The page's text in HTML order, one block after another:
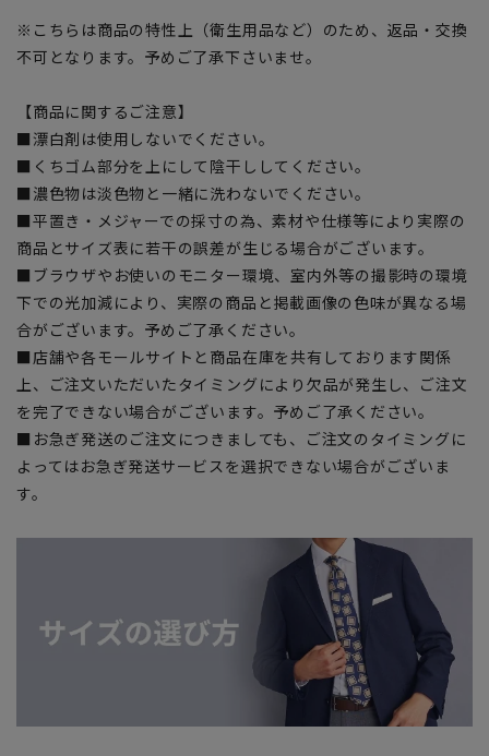
※こちらは商品の特性上（衛生用品など）のため、返品・交換
不可となります。予めご了承下さいませ。
【商品に関するご注意】
■漂白剤は使用しないでください。
■くちゴム部分を上にして陰干ししてください。
■濃色物は淡色物と一緒に洗わないでください。
■平置き・メジャーでの採寸の為、素材や仕様等により実際の
商品とサイズ表に若干の誤差が生じる場合がございます。
■ブラウザやお使いのモニター環境、室内外等の撮影時の環境
下での光加減により、実際の商品と掲載画像の色味が異なる場
合がございます。予めご了承ください。
■店舗や各モールサイトと商品在庫を共有しております関係
上、ご注文いただいたタイミングにより欠品が発生し、ご注文
を完了できない場合がございます。予めご了承ください。
■お急ぎ発送のご注文につきましても、ご注文のタイミングに
よってはお急ぎ発送サービスを選択できない場合がございま
す。